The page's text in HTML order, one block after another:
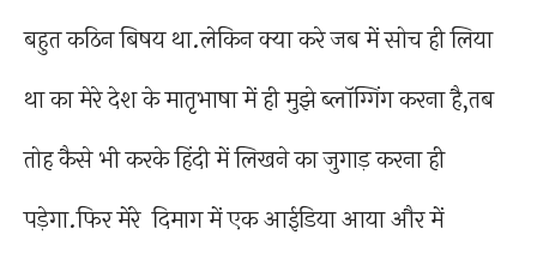
बहुत कठिन बिषय था.लेकिन क्या करे जब में सोच ही लिया
था का मेरे देश के मातृभाषा में ही मुझे ब्लॉग्गिंग करना है,तब
तोह कैसे भी करके हिंदी में लिखने का जुगाड़ करना ही
पड़ेगा.फिर मेंरे दिमाग में एक आईडिया आया और में